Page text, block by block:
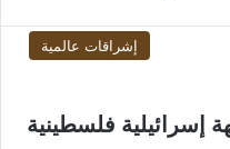
إشراقات عالمية
إسرائيلية فلسطينية